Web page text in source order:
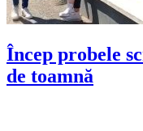
Încep probele
de toamnă